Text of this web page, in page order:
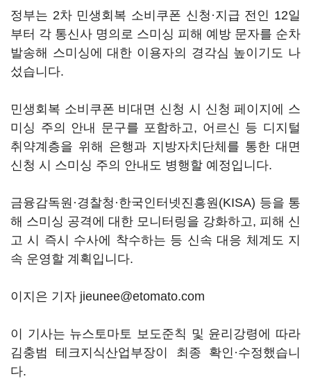
정부는 2차 민생회복 소비쿠폰 신청·지급 전인 12일
부터 각 통신사 명의로 스미싱 피해 예방 문자를 순차
발송해 스미싱에 대한 이용자의 경각심 높이기도 나
섰습니다.
민생회복 소비쿠폰 비대면 신청 시 신청 페이지에 스
미싱 주의 안내 문구를 포함하고, 어르신 등 디지털
취약계층을 위해 은행과 지방자치단체를 통한 대면
신청 시 스미싱 주의 안내도 병행할 예정입니다.
금융감독원·경찰청·한국인터넷진흥원(KISA) 등을 통
해 스미싱 공격에 대한 모니터링을 강화하고, 피해 신
고 시 즉시 수사에 착수하는 등 신속 대응 체계도 지
속 운영할 계획입니다.
이지은 기자 jieunee@etomato.com
이 기사는 뉴스토마토 보도준칙 및 윤리강령에 따라
김충범 테크지식산업부장이 최종 확인·수정했습니
다.